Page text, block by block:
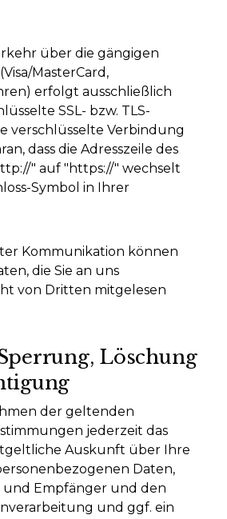
über die gängigen
MasterCard,
erfolgt ausschließlich
SSL- bzw. TLS-
verschlüsselte Verbindung
dass die Adresszeile des
" auf "https://" wechselt
Symbol in Ihrer
Kommunikation können
die Sie an uns
von Dritten mitgelesen
Löschung
der geltenden
jederzeit das
Auskunft über Ihre
Daten,
Empfänger und den
und ggf. ein